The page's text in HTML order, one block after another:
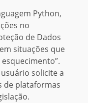
Python,
no
de Dados
situações que
solicite a
de plataformas